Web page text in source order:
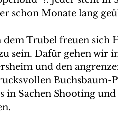
schon Monate lang
dem Trubel freuen sich
sein. Dafür gehen wir
und den
Buchsbaum-
in Sachen Shooting